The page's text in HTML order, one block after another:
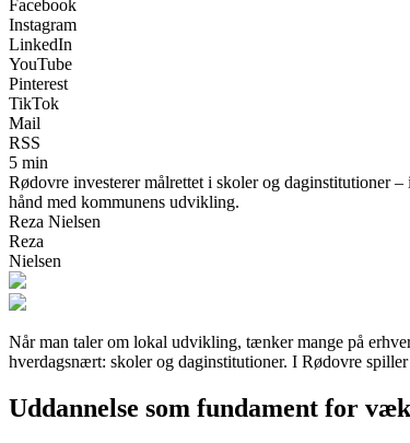
Facebook
Instagram
LinkedIn
YouTube
Pinterest
TikTok
Mail
RSS
5 min
Rødovre investerer målrettet i skoler og daginstitutioner
hånd med kommunens udvikling.
Reza Nielsen
Reza
Nielsen
Når man taler om lokal udvikling, tænker mange på
hverdagsnært: skoler og daginstitutioner. I Rødovre
Uddannelse som fundament for